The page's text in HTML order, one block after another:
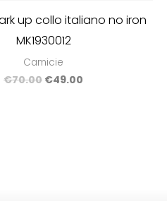
up collo italiano no iron
MK1930012
Camicie
€70.00 €49.00